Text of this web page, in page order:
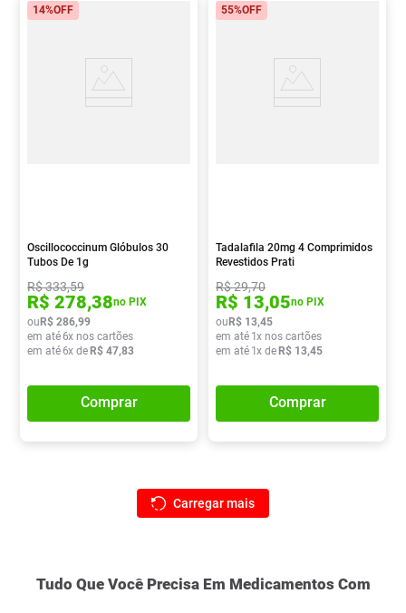
14%OFF
Oscillococcinum Glóbulos 30
Tubos De 1g
R$333,59
R$ 278,38no PIX
ouR$ 286,99
em até6x nos cartões
em até6x deR$ 47,83
Comprar
55%OFF
Tadalafila 20mg 4 Comprimidos
Revestidos Prati
R$29,70
R$ 13,05no PIX
ouR$ 13,45
em até 1x nos cartões
em até 1x deR$ 13,45
Comprar
Tudo Que Você Precisa Em Medicamentos Com